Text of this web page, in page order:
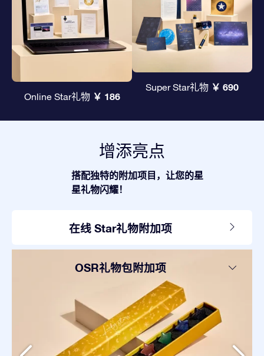
Online Star礼物 ￥ 186
Super Star礼物 ￥ 690
增添亮点
搭配独特的附加项目，让您的星
星礼物闪耀！
在线 Star礼物附加项
OSR礼物包附加项